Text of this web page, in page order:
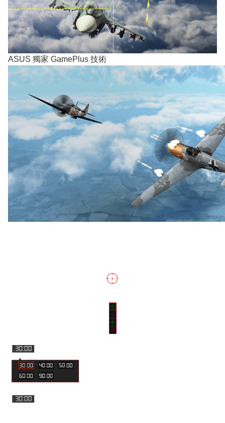
ASUS 獨家 GamePlus 技術